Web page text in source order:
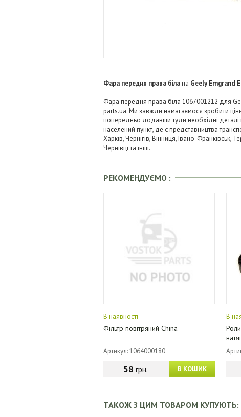
Фара передня права білана Geely Emgrand
Фара передня права біла 1067001212 для
parts.ua. Ми завжди намагаємося зробити
попередньо додавши туди необхідні деталі
населений пункт, де є представництва
Харків, Чернігів, Вінниця, Івано-
Чернівці та інші.
РЕКОМЕНДУЄМО :
В наявності
Фільтр повітряний China
Артикул: 1064000180
В КОШИК
58 грн.
В
ТАКОЖ З ЦИМ ТОВАРОМ КУПУЮТЬ: